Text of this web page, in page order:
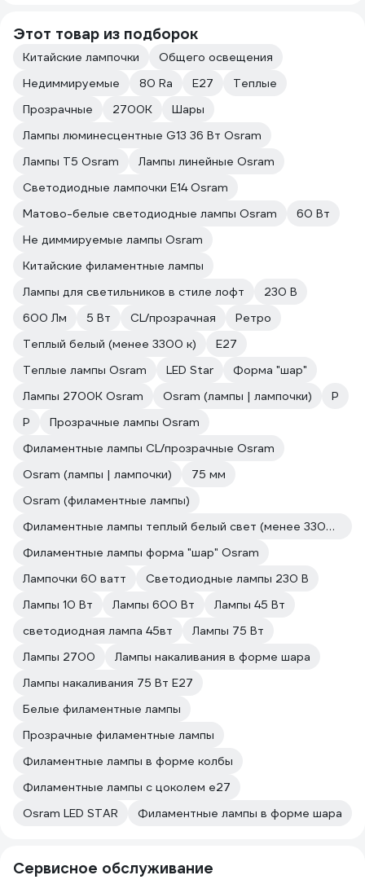
Этот товар из подборок
Китайские лампочки
Общего освещения
Недиммируемые
80 Ra Е27
Теплые
Прозрачные
2700К
Шары
Лампы люминесцентные G13 36 Вт Osram
Лампы T5 Osram
Лампы линейные Osram
Светодиодные лампочки E14 Osram
Матово-белые светодиодные лампы Osram
60 Вт
Не диммируемые лампы Osram
Китайские филаментные лампы
Лампы для светильников в стиле лофт
230 В
600 Лм
5 Вт CL/прозрачная
Ретро
Теплый белый (менее 3300 к)
E27
Теплые лампы Osram
LED Star
Форма "шар"
Лампы 2700К Osram
Osram (лампы | лампочки)
Р
P
Прозрачные лампы Osram
Филаментные лампы CL/прозрачные Osram
Osram (лампы | лампочки)
75 мм
Osram (филаментные лампы)
Филаментные лампы теплый белый свет (менее 3300 к) Osram
Филаментные лампы форма "шар" Osram
Лампочки 60 ватт
Светодиодные лампы 230 В
Лампы 10 Вт
Лампы 600 Вт
Лампы 45 Вт
светодиодная лампа 45вт
Лампы 75 Вт
Лампы 2700
Лампы накаливания в форме шара
Лампы накаливания 75 Вт E27
Белые филаментные лампы
Прозрачные филаментные лампы
Филаментные лампы в форме колбы
Филаментные лампы с цоколем e27
Osram LED STAR
Филаментные лампы в форме шара
Сервисное обслуживание